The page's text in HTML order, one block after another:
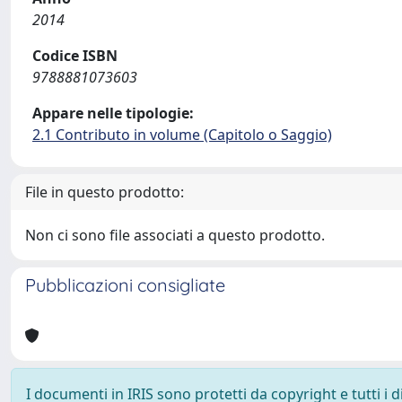
2014
Codice ISBN
9788881073603
Appare nelle tipologie:
2.1 Contributo in volume (Capitolo o Saggio)
File in questo prodotto:
Non ci sono file associati a questo prodotto.
Pubblicazioni consigliate
I documenti in IRIS sono protetti da copyright e tutti i